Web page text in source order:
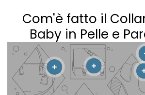
Com'è fatto il
Baby in Pelle e